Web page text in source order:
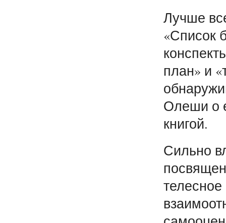
Лучше
«Список
план» и
Олеши о
книгой.
Сильно